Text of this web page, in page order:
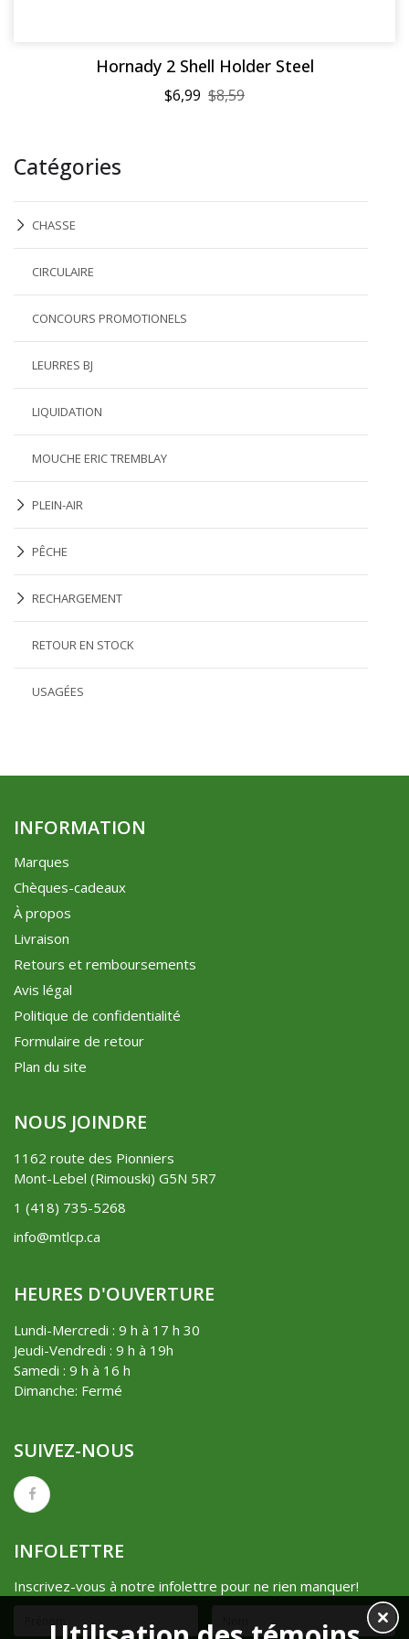
Catégories
CHASSE
CIRCULAIRE
CONCOURS PROMOTIONELS
LEURRES BJ
LIQUIDATION
MOUCHE ERIC TREMBLAY
PLEIN-AIR
PÊCHE
RECHARGEMENT
RETOUR EN STOCK
USAGÉES
Hornady 2 Shell Holder Steel
$6,99 $8,59
INFORMATION
Marques
Chèques-cadeaux
À propos
Livraison
Retours et remboursements
Avis légal
Politique de confidentialité
Formulaire de retour
Plan du site
NOUS JOINDRE
1162 route des Pionniers
Mont-Lebel (Rimouski) G5N 5R7
1 (418) 735-5268
info@mtlcp.ca
HEURES D'OUVERTURE
Lundi-Mercredi : 9 h à 17 h 30
Jeudi-Vendredi : 9 h à 19h
Samedi : 9 h à 16 h
Dimanche: Fermé
SUIVEZ-NOUS
INFOLETTRE
Inscrivez-vous à notre infolettre pour ne rien manquer!